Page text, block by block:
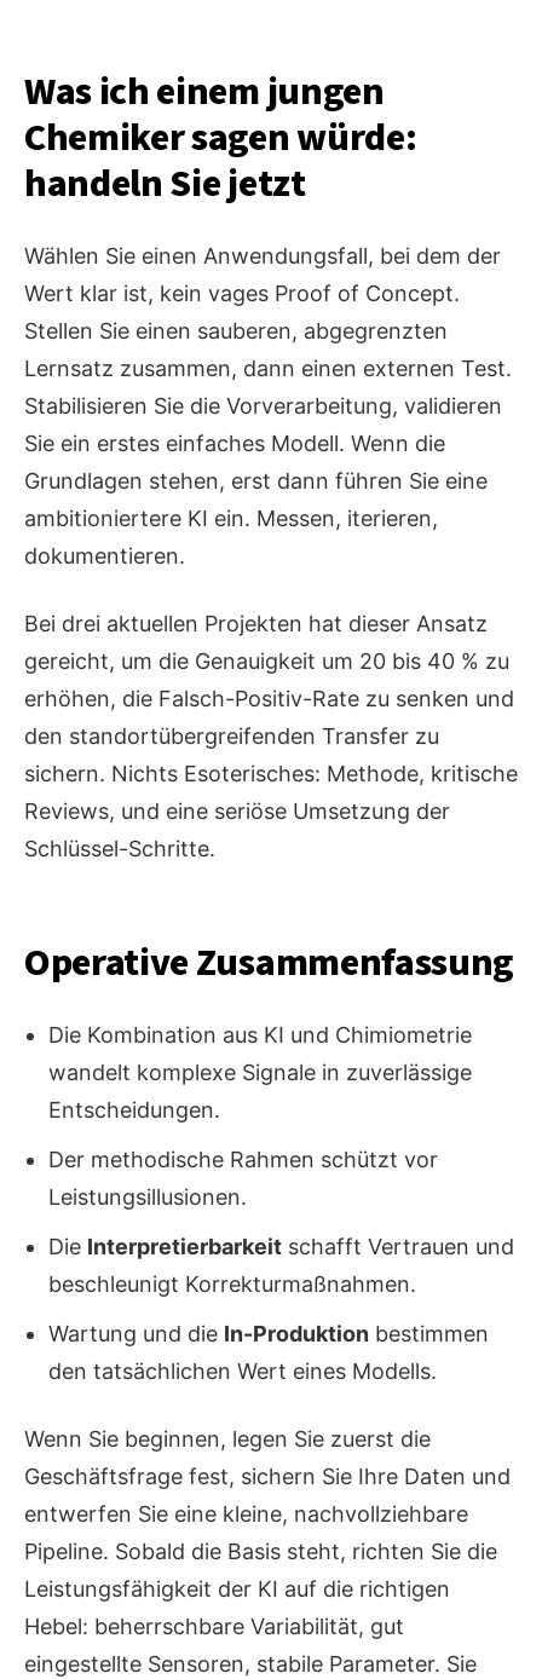
Was ich einem jungen
Chemiker sagen würde:
handeln Sie jetzt
Wählen Sie einen Anwendungsfall, bei dem der
Wert klar ist, kein vages Proof of Concept.
Stellen Sie einen sauberen, abgegrenzten
Lernsatz zusammen, dann einen externen Test.
Stabilisieren Sie die Vorverarbeitung, validieren
Sie ein erstes einfaches Modell. Wenn die
Grundlagen stehen, erst dann führen Sie eine
ambitioniertere KI ein. Messen, iterieren,
dokumentieren.
Bei drei aktuellen Projekten hat dieser Ansatz
gereicht, um die Genauigkeit um 20 bis 40 % zu
erhöhen, die Falsch-Positiv-Rate zu senken und
den standortübergreifenden Transfer zu
sichern. Nichts Esoterisches: Methode, kritische
Reviews, und eine seriöse Umsetzung der
Schlüssel-Schritte.
Operative Zusammenfassung
Die Kombination aus KI und Chimiometrie
wandelt komplexe Signale in zuverlässige
Entscheidungen.
Der methodische Rahmen schützt vor
Leistungsillusionen.
Die Interpretierbarkeit schafft Vertrauen und
beschleunigt Korrekturmaßnahmen.
Wartung und die In-Produktion bestimmen
den tatsächlichen Wert eines Modells.
Wenn Sie beginnen, legen Sie zuerst die
Geschäftsfrage fest, sichern Sie Ihre Daten und
entwerfen Sie eine kleine, nachvollziehbare
Pipeline. Sobald die Basis steht, richten Sie die
Leistungsfähigkeit der KI auf die richtigen
Hebel: beherrschbare Variabilität, gut
eingestellte Sensoren, stabile Parameter. Sie